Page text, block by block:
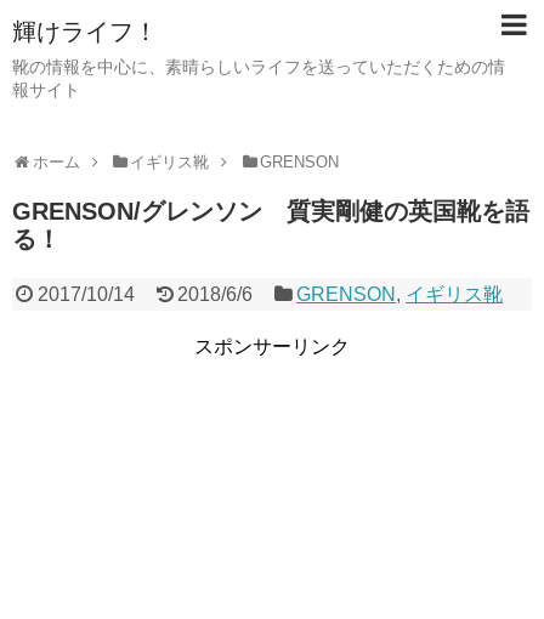
輝けライフ！
靴の情報を中心に、素晴らしいライフを送っていただくための情
報サイト
ホーム イギリス靴 GRENSON
GRENSON/グレンソン 質実剛健の英国靴を語
る！
2017/10/14 2018/6/6 GRENSON , イギリス靴
スポンサーリンク